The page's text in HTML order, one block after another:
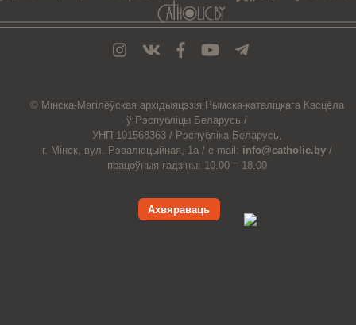
© Мiнска-Магiлёўская архiдыяцэзiя Рымска-каталіцкага Касцёла
ў Рэспубліцы Беларусь /
УНП 101568363 / Рэспубліка Беларусь,
г. Мінск, вул. Рэвалюцыйная, 1а / e-mail: info@catholic.by /
працоўныя гадзіны: 10.00 – 18.00
Ахвяраваць